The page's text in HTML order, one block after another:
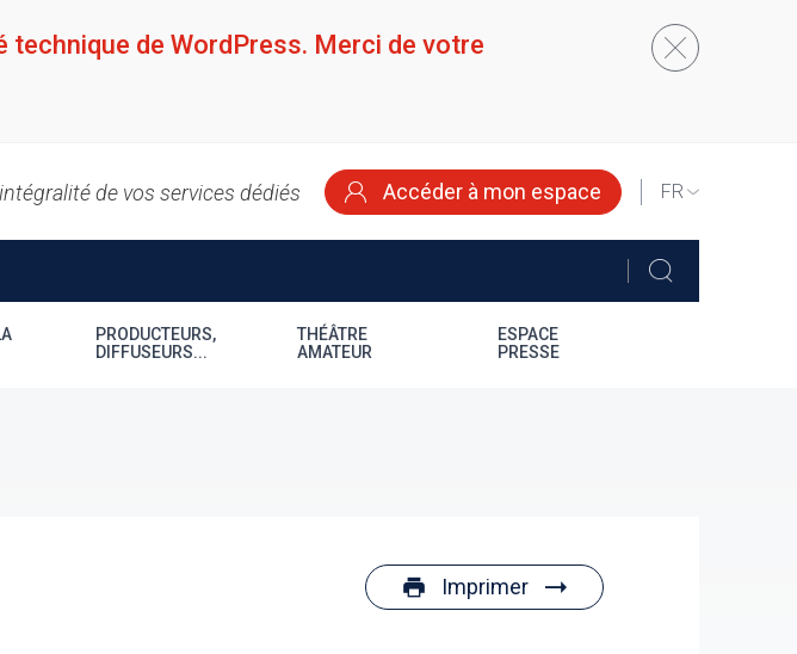
de WordPress. Merci de votre
de vos services dédiés Accéder à mon espace
SELECT
LANGUAGE
PRODUCTEURS,
DIFFUSEURS...
THÉÂTRE
AMATEUR
ESPACE
PRESSE
Imprimer